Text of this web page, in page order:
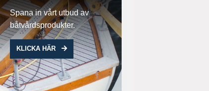
Spana in vårt utbud av
båtvårdsprodukter.
KLICKA HÄR